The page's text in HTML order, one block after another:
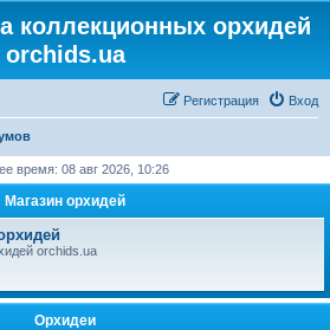
коллекционных орхидей
orchids.ua
Вход
Регистрация
время: 08 авг 2026, 10:26
Магазин орхидей
orchids.ua
Орхидеи